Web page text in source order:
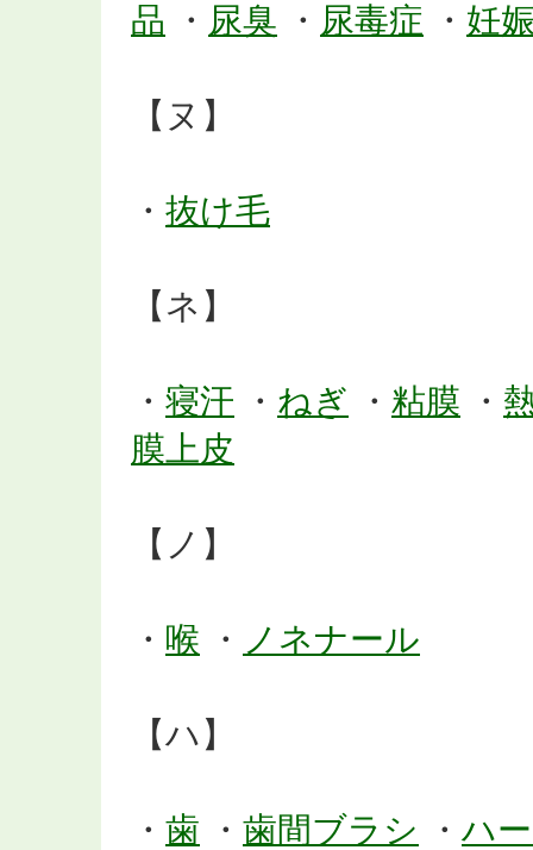
品 ・ 尿臭 ・ 尿毒症 ・ 妊
【ヌ】
・ 抜け毛
【ネ】
・ 寝汗 ・ ねぎ ・ 粘膜 ・
膜上皮
【ノ】
・ 喉 ・ ノネナール
【ハ】
・ 歯 ・ 歯間ブラシ ・ ハ